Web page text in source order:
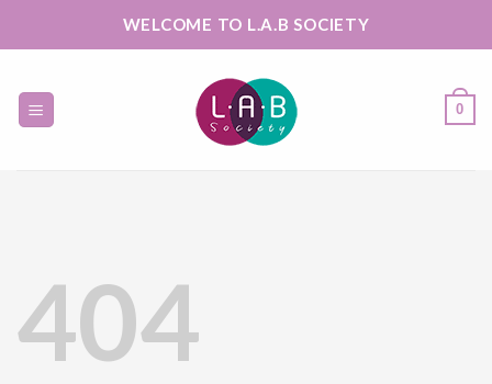
WELCOME TO L.A.B SOCIETY
0
404